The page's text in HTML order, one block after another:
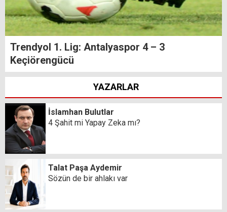
Trendyol 1. Lig: Antalyaspor 4 – 3
Keçiörengücü
YAZARLAR
İslamhan Bulutlar
4 Şahit mi Yapay Zeka mı?
Talat Paşa Aydemir
Sözün de bir ahlakı var